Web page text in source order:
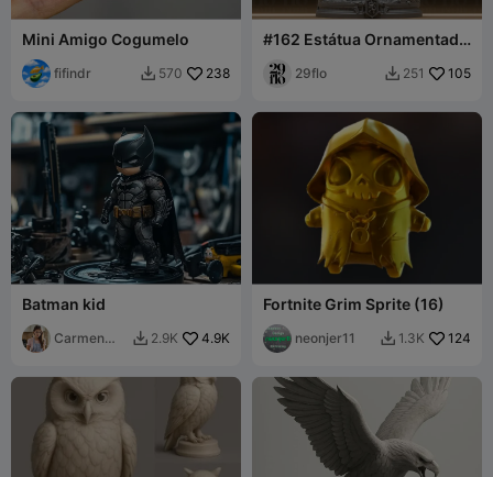
Mini Amigo Cogumelo
fifindr  570 238
#162 Estátua Ornamentada
de Paladino Blindado de
29flo  251 105
Batman kid
Carmen
 2.9K 4.9K
Fortnite Grim Sprite (16)
neonjer11  1.3K 124